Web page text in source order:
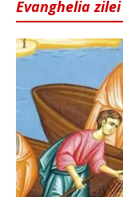
Evanghelia zilei